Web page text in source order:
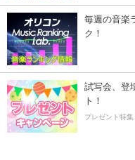
毎週の音楽
ク！
試写会、登
ト！
プレゼント特集